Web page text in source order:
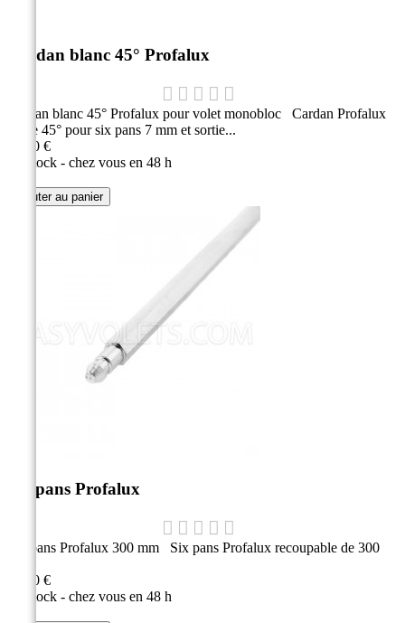
Cardan blanc 45° Profalux
Cardan blanc 45° Profalux pour volet monobloc Cardan Profalux
sortie 45° pour six pans 7 mm et sortie...
26,80 €
En stock - chez vous en 48 h
Ajouter au panier
Six pans Profalux
Six pans Profalux 300 mm Six pans Profalux recoupable de 300
12,70 €
En stock - chez vous en 48 h